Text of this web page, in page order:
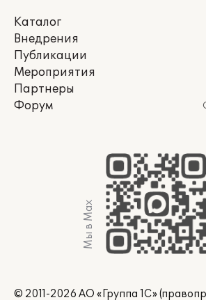
Каталог
Внедрения
Публикации
Мероприятия
Партнеры
Форум
Мы в Max
© 2011-2026 АО «Группа 1С»